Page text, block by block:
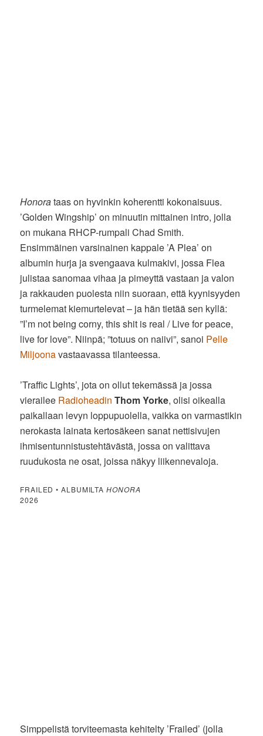
Honorataas on hyvinkin koherentti kokonaisuus.
’Golden Wingship’ on minuutin mittainen intro, jolla
on mukana RHCP-rumpali Chad Smith.
Ensimmäinen varsinainen kappale ’A Plea’ on
albumin hurja ja svengaava kulmakivi, jossa Flea
julistaa sanomaa vihaa ja pimeyttä vastaan ja valon
ja rakkauden puolesta niin suoraan, että kyynisyyden
turmelemat kiemurtelevat – ja hän tietää sen kyllä:
”I’m not being corny, this shit is real / Live for peace,
live for love”. Niinpä; ”totuus on naiivi”, sanoi Pelle
Miljoonavastaavassa tilanteessa.
’Traffic Lights’, jota on ollut tekemässä ja jossa
vierailee Radioheadin Thom Yorke, olisi oikealla
paikallaan levyn loppupuolella, vaikka on varmastikin
nerokasta lainata kertosäkeen sanat nettisivujen
ihmisentunnistustehtävästä, jossa on valittava
ruudukosta ne osat, joissa näkyy liikennevaloja.
FRAILED • ALBUMILTAHONORA
2026
Simppelistä torviteemasta kehitelty ’Frailed’ (jolla